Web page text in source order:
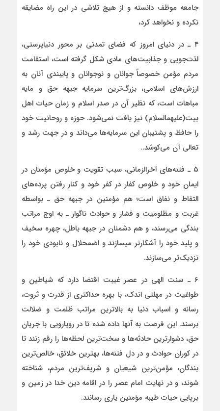
جامعه موظف دانسته و از هیچ تلاشی در این راه مضایقه
نکرده و نخواهد کرد،
۴ ـ در دنیای امروز که فضای تمدنی بر محور دنیاپرستی،
لذت‌جویی و جذابیت‌های مادی شکل گرفته است، استقامت
مردم مؤمن خصوصاً جوانان و نوجوانان و پایبندی آنان به
ارزش‌های اسلامی، بزرگ‌ترین سرمایه جبهه حق و مایه
مباهات است، که نظیر آن در صدر اسلام و زمان حیات اهل
بیت(علیهم­السلام) نیز یافت نمی‌شود. حوزه و روحانیت خود
را حافظ و پشتیبان این سرمایه‌ها می‌داند و در جهت رشد و
تعالی آن می‌کوشد..
۵ ـ فتنه‌های آخرالزمانی، سبب تقویت و خلوص مؤمنان در
ایمان خود و خلوص کفار در کفر خود و کنار رفتن پرده‌های
التقاط و نفاق است؛ هم مؤمنین در جبهه حق ـ بواسطه
غربت و مظلومیت و فشار و حوادث ناگوار ـ به اوج مراتب
بندگی می‌رسند، و هم دشمنان در جبهه باطل، چهره سخیف
و پلید خود را آشکارتر می­سازند و اضمحلال و نابودی خود را
نزدیک‌تر می‌سازند.
۶ ـ سنت الهی در عصر غیبت اقتضا دارد که شیاطین و
طواغیت در مهلتی اندک، با بهره حداکثری از قدرت و ثروت،
رسانه و اسباب دنیا به بالاترین مراتب ظلمت و ضلالت
برسند. این فرصت به آن­ها داده شده تا در رویارویی با جریان
حق، دشوارترین حادثه‌ها و سخت‌ترین لحظه‌ها را رقم زنند تا
در کوران حوادث و در دل فتنه‌ها، بهترین خلائق، خالص‌ترین
بندگان، مؤمن‌ترین شیعیان و شریف‌ترین مردم، شناخته
شوند، و در نهایت امام عصر را در اقامه دین خدا در زمین و
برپایی حیات طیبه مؤمنین یاری رسانند.